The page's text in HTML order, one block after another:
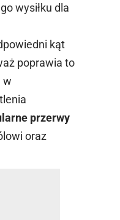
wysiłku dla
kąt
poprawia to
w
przerwy
oraz